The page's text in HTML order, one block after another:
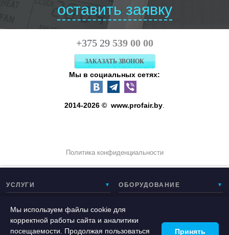
оставить заявку
+375 29 539 00 00
ЗАКАЗАТЬ ЗВОНОК
Мы в социальных сетях:
2014-2026 © www.profair.by
Политика конфиденциальности
УСЛУГИ ▼ ОБОРУДОВАНИЕ ▼
ГОРОДА ▼ ПО ОБЪЕКТУ
Мы используем файлы cookie для
корректной работы сайта и аналитики
посещаемости. Продолжая пользоваться
Принять